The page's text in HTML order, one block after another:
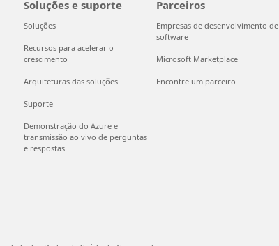
Soluções e suporte
Soluções
Recursos para acelerar o
crescimento
Arquiteturas das soluções
Suporte
Demonstração do Azure e
transmissão ao vivo de perguntas
e respostas
Parceiros
Empresas de desenvolvimento de
software
Microsoft Marketplace
Encontre um parceiro